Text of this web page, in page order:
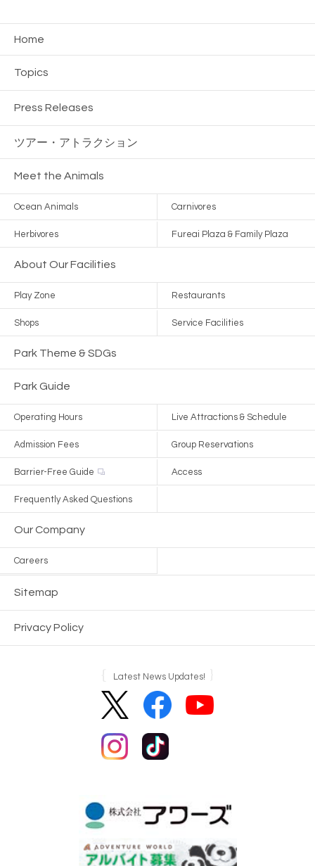
Home
Topics
Press Releases
ツアー・ アトラクション
Meet the Animals
Ocean Animals Carnivores
Herbivores Fureai Plaza & Family Plaza
About Our Facilities
Play Zone Restaurants
Shops Service Facilities
Park Theme & SDGs
Park Guide
Operating Hours Live Attractions & Schedule
Admission Fees Group Reservations
Barrier-Free Guide Access
Frequently Asked Questions
Our Company
Careers
Sitemap
Privacy Policy
Latest News Updates!